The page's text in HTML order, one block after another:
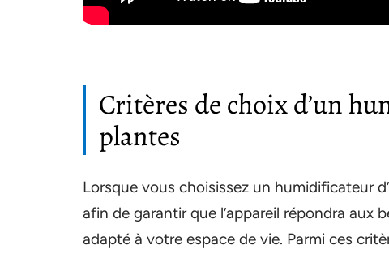
Critères de choix d’un
plantes
Lorsque vous choisissez un humidificateur
afin de garantir que l’appareil répondra aux
adapté à votre espace de vie. Parmi ces